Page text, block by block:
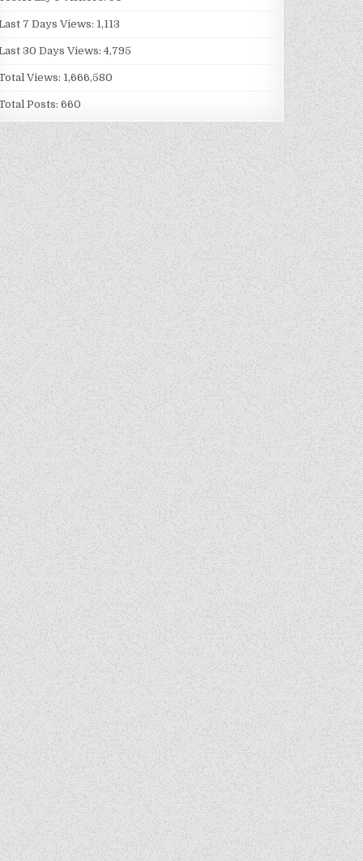
7 Days Views: 1,113
30 Days Views:4,795
Views: 1,666,580
Posts:660